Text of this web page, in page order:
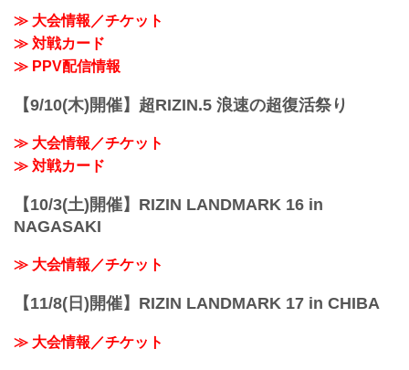
スペシャルワンマッチ／朝倉未来 vs. 萩
原京平
≫ 大会情報／チケット
≫ 対戦カード
≫ PPV配信情報
【9/10(木)開催】超RIZIN.5 浪速の超復活祭り
≫ 大会情報／チケット
≫ 対戦カード
【10/3(土)開催】RIZIN LANDMARK 16 in
NAGASAKI
≫ 大会情報／チケット
【11/8(日)開催】RIZIN LANDMARK 17 in CHIBA
≫ 大会情報／チケット